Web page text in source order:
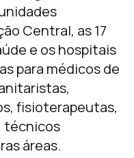
Central, as 17
e os hospitais
para médicos de
fisioterapeutas,
técnicos
áreas.